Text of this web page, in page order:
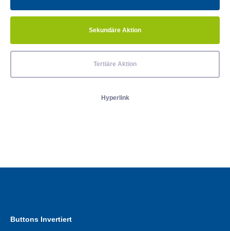
Sekundäre Aktion
Tertiäre Aktion
Hyperlink
Buttons Invertiert